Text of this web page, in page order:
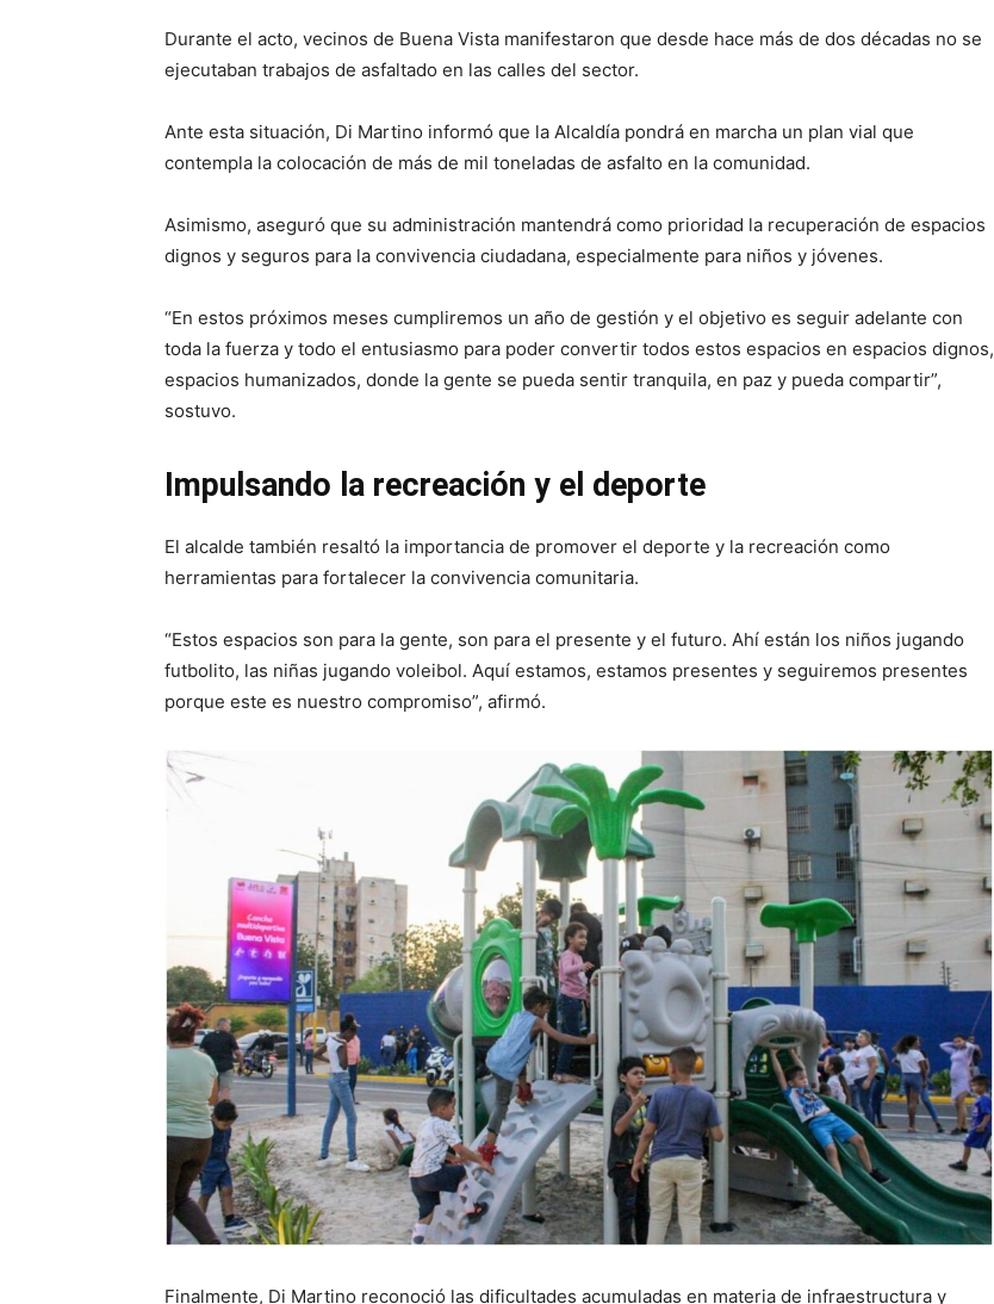
Durante el acto, vecinos de Buena Vista manifestaron que desde hace más de dos décadas no se
ejecutaban trabajos de asfaltado en las calles del sector.
Ante esta situación, Di Martino informó que la Alcaldía pondrá en marcha un plan vial que
contempla la colocación de más de mil toneladas de asfalto en la comunidad.
Asimismo, aseguró que su administración mantendrá como prioridad la recuperación de espacios
dignos y seguros para la convivencia ciudadana, especialmente para niños y jóvenes.
“En estos próximos meses cumpliremos un año de gestión y el objetivo es seguir adelante con
toda la fuerza y todo el entusiasmo para poder convertir todos estos espacios en espacios dignos,
espacios humanizados, donde la gente se pueda sentir tranquila, en paz y pueda compartir”,
sostuvo.
Impulsando la recreación y el deporte
El alcalde también resaltó la importancia de promover el deporte y la recreación como
herramientas para fortalecer la convivencia comunitaria.
“Estos espacios son para la gente, son para el presente y el futuro. Ahí están los niños jugando
futbolito, las niñas jugando voleibol. Aquí estamos, estamos presentes y seguiremos presentes
porque este es nuestro compromiso”, afirmó.
Finalmente, Di Martino reconoció las dificultades acumuladas en materia de infraestructura y